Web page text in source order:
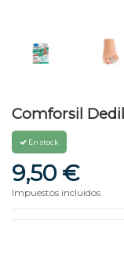
Comforsil
En stock
9,50 €
Impuestos incluidos